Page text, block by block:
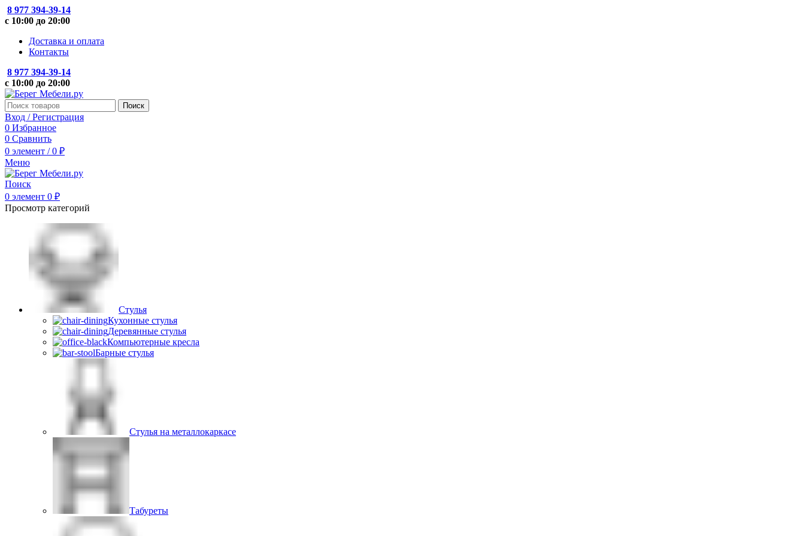
8 977 394-39-14
с 10:00 до 20:00
Доставка и оплата
Контакты
8 977 394-39-14
с 10:00 до 20:00
Поиск
Вход / Регистрация
0 Избранное
0 Сравнить
0 элемент / 0 ₽
Меню
Поиск
0 элемент 0 ₽
Просмотр категорий
Стулья
Кухонные стулья
Деревянные стулья
Компьютерные кресла
Барные стулья
Стулья на металлокаркасе
Табуреты